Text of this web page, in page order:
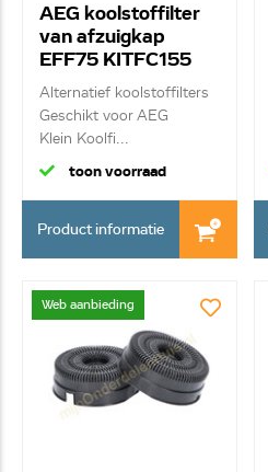
AEG koolstoffilter
van afzuigkap
EFF75 KITFC155
Alternatief koolstoffilters
Geschikt voor AEG
Klein Koolfi...
toon voorraad
Product informatie
Web aanbieding